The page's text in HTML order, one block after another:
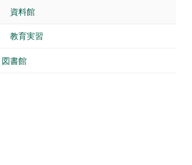
資料館
教育実習
図書館